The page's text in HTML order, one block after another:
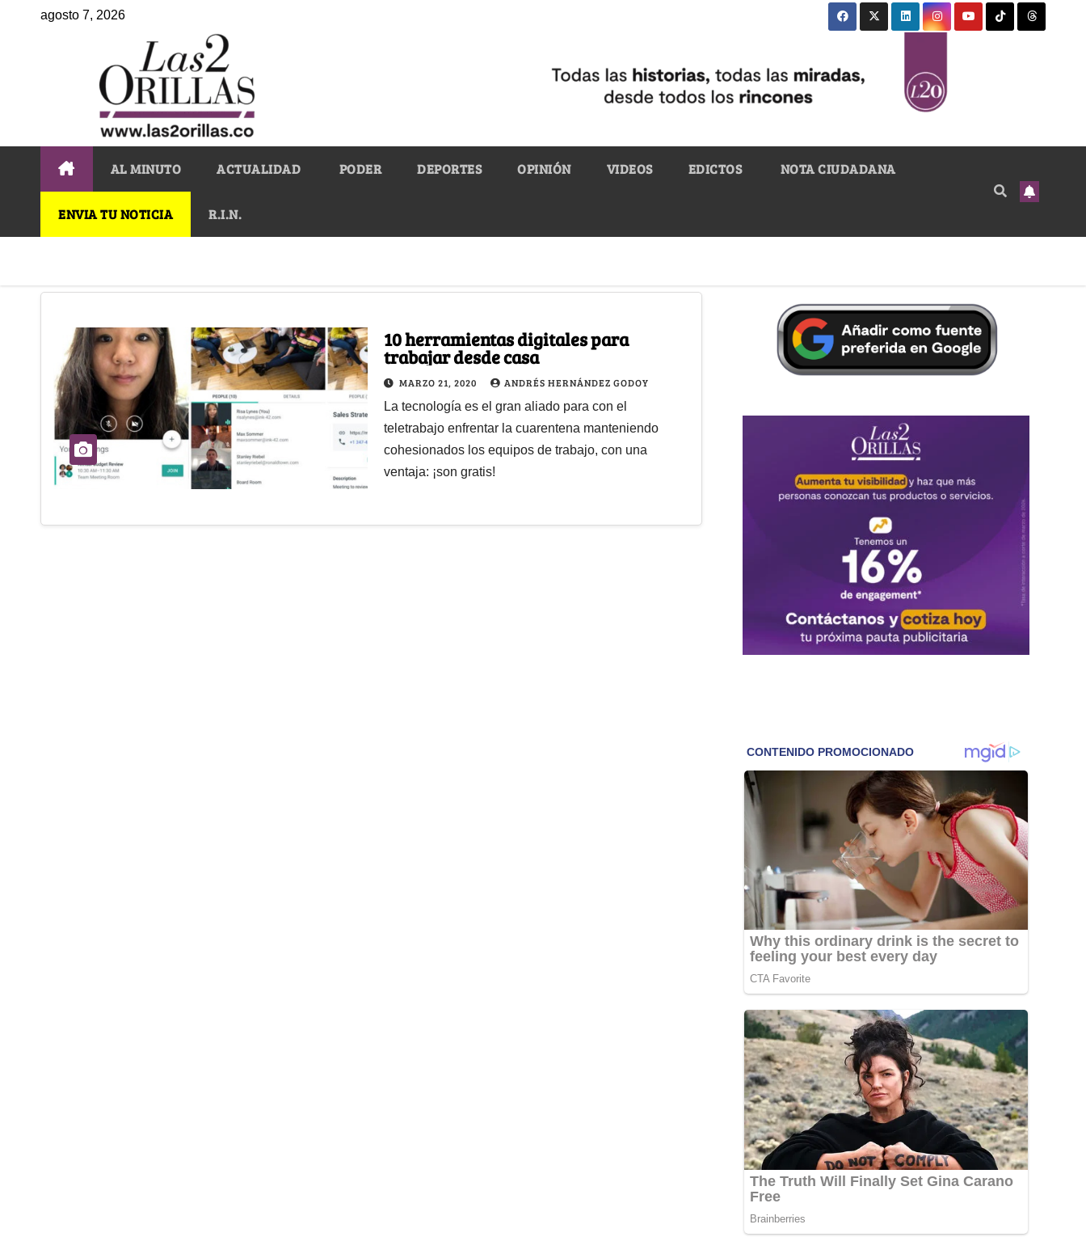
agosto 7, 2026
AL MINUTO ACTUALIDAD PODER DEPORTES OPINIÓN VIDEOS EDICTOS NOTA CIUDADANA
ENVIA TU NOTICIA R.I.N.
10 herramientas digitales para
trabajar desde casa
MARZO 21, 2020 ANDRÉS HERNÁNDEZ GODOY
La tecnología es el gran aliado para con el
teletrabajo enfrentar la cuarentena manteniendo
cohesionados los equipos de trabajo, con una
ventaja: ¡son gratis!